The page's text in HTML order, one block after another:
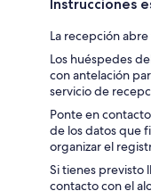
Instrucciones
La recepción
Los huéspedes
con antelación
servicio de
Ponte en
de los datos que
organizar el
Si tienes previsto
contacto con el